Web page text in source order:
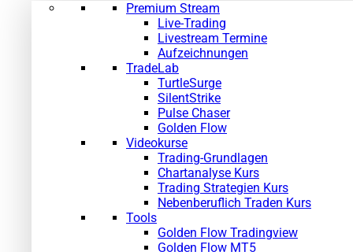
Premium Stream
Live-Trading
Livestream Termine
Aufzeichnungen
TradeLab
TurtleSurge
SilentStrike
Pulse Chaser
Golden Flow
Videokurse
Trading-Grundlagen
Chartanalyse Kurs
Trading Strategien Kurs
Nebenberuflich Traden Kurs
Tools
Golden Flow Tradingview
Golden Flow MT5